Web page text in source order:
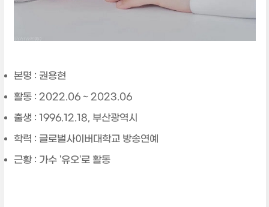
본명 : 권용현
활동 : 2022.06 ~ 2023.06
출생 : 1996.12.18, 부산광역시
학력 : 글로벌사이버대학교 방송연예
근황 : 가수 '유오'로 활동